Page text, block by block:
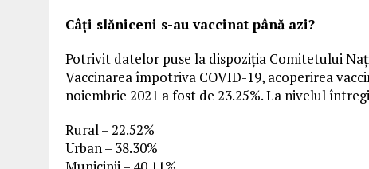
Câți slăniceni s-au vaccinat până azi?
Potrivit datelor puse la dispoziția Comitetului
Vaccinarea împotriva COVID-19, acoperirea
noiembrie 2021 a fost de 23.25%. La nivelul
Rural – 22.52%
Urban – 38.30%